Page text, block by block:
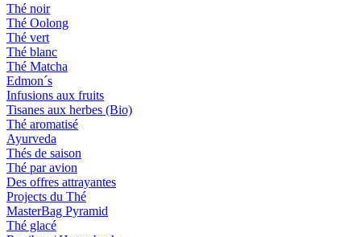
Thé noir
Thé Oolong
Thé vert
Thé blanc
Thé Matcha
Edmon´s
Infusions aux fruits
Tisanes aux herbes (Bio)
Thé aromatisé
Ayurveda
Thés de saison
Thé par avion
Des offres attrayantes
Projects du Thé
MasterBag Pyramid
Thé glacé